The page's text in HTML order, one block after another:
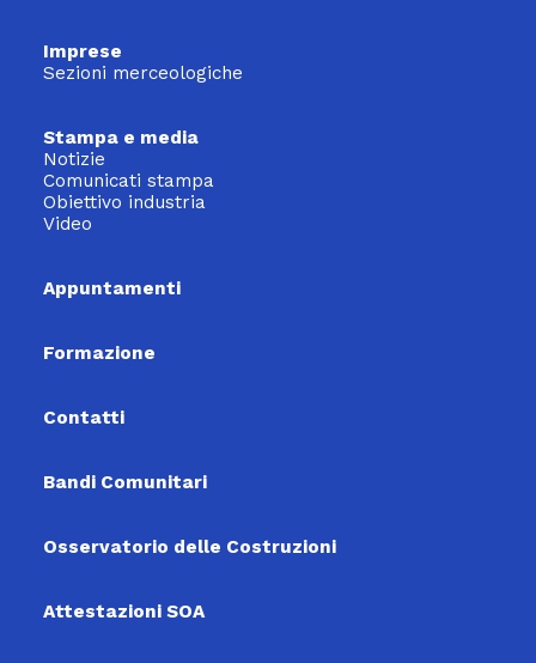
Imprese
Sezioni merceologiche
Stampa e media
Notizie
Comunicati stampa
Obiettivo industria
Video
Appuntamenti
Formazione
Contatti
Bandi Comunitari
Osservatorio delle Costruzioni
Attestazioni SOA